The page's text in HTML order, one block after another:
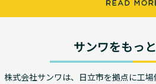
サンワをもっ
株式会社サンワは、日立市を拠点に工